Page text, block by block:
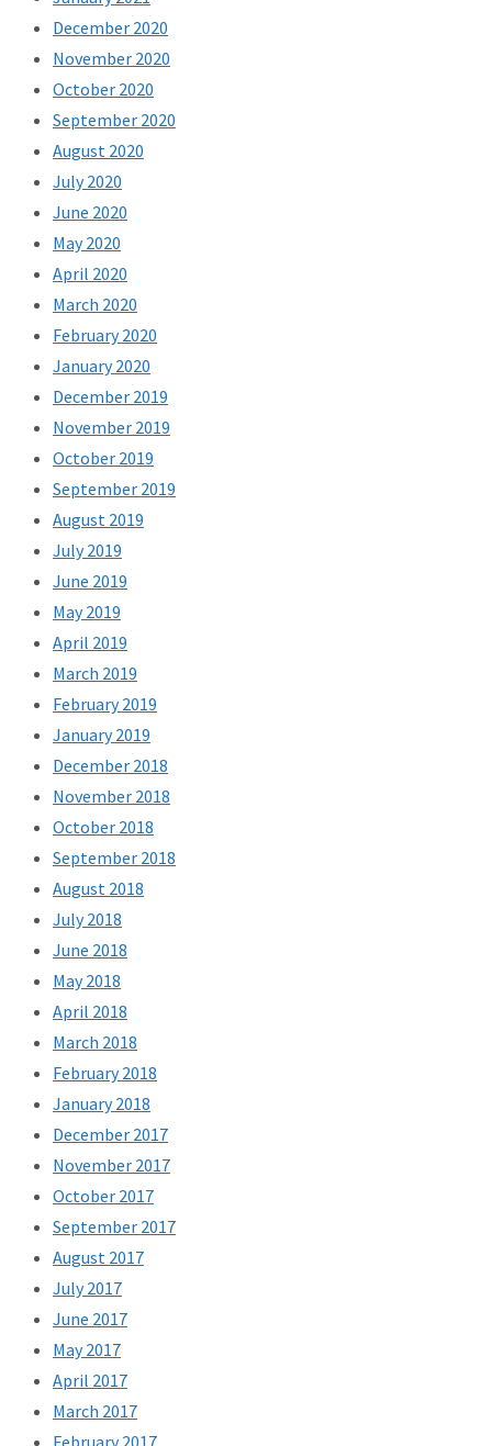
December 2020
November 2020
October 2020
September 2020
August 2020
July 2020
June 2020
May 2020
April 2020
March 2020
February 2020
January 2020
December 2019
November 2019
October 2019
September 2019
August 2019
July 2019
June 2019
May 2019
April 2019
March 2019
February 2019
January 2019
December 2018
November 2018
October 2018
September 2018
August 2018
July 2018
June 2018
May 2018
April 2018
March 2018
February 2018
January 2018
December 2017
November 2017
October 2017
September 2017
August 2017
July 2017
June 2017
May 2017
April 2017
March 2017
February 2017